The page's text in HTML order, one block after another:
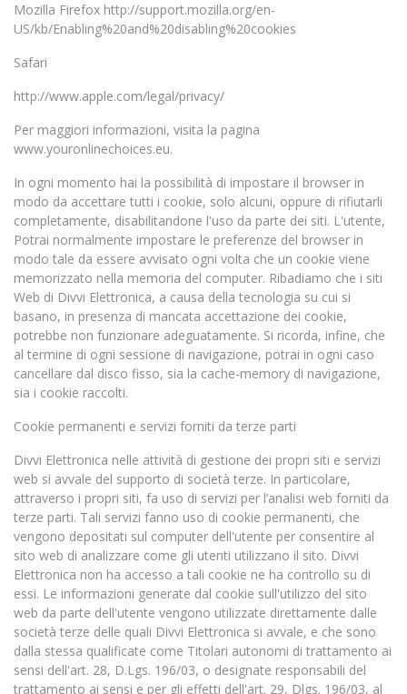
Mozilla Firefox http://support.mozilla.org/en-
US/kb/Enabling%20and%20disabling%20cookies
Safari
http://www.apple.com/legal/privacy/
Per maggiori informazioni, visita la pagina
www.youronlinechoices.eu.
In ogni momento hai la possibilità di impostare il browser in
modo da accettare tutti i cookie, solo alcuni, oppure di rifiutarli
completamente, disabilitandone l'uso da parte dei siti. L'utente,
Potrai normalmente impostare le preferenze del browser in
modo tale da essere avvisato ogni volta che un cookie viene
memorizzato nella memoria del computer. Ribadiamo che i siti
Web di Divvi Elettronica, a causa della tecnologia su cui si
basano, in presenza di mancata accettazione dei cookie,
potrebbe non funzionare adeguatamente. Si ricorda, infine, che
al termine di ogni sessione di navigazione, potrai in ogni caso
cancellare dal disco fisso, sia la cache-memory di navigazione,
sia i cookie raccolti.
Cookie permanenti e servizi forniti da terze parti
Divvi Elettronica nelle attività di gestione dei propri siti e servizi
web si avvale del supporto di società terze. In particolare,
attraverso i propri siti, fa uso di servizi per l’analisi web forniti da
terze parti. Tali servizi fanno uso di cookie permanenti, che
vengono depositati sul computer dell'utente per consentire al
sito web di analizzare come gli utenti utilizzano il sito. Divvi
Elettronica non ha accesso a tali cookie ne ha controllo su di
essi. Le informazioni generate dal cookie sull'utilizzo del sito
web da parte dell'utente vengono utilizzate direttamente dalle
società terze delle quali Divvi Elettronica si avvale, e che sono
dalla stessa qualificate come Titolari autonomi di trattamento ai
sensi dell'art. 28, D.Lgs. 196/03, o designate responsabili del
trattamento ai sensi e per gli effetti dell'art. 29, Dlgs. 196/03, al